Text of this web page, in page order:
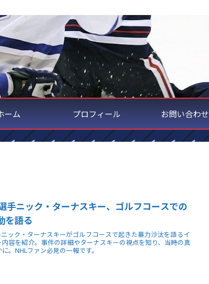
ーム プロフィール お問い合わせ
手ニック・ターナスキー、ゴルフコースでの
を語る
ック・ターナスキーがゴルフコースで起きた暴力沙汰を語るイ
内容を紹介。事件の詳細やターナスキーの視点を知り、当時の真
。NHLファン必見の一報です。